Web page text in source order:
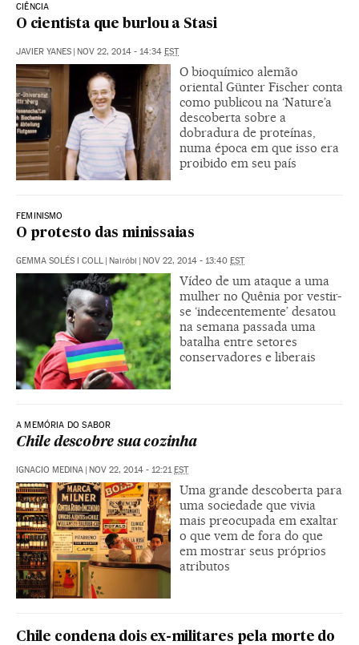
CIÊNCIA
O cientista que burlou a Stasi
JAVIER YANES | NOV 22, 2014 - 14:34 EST
O bioquímico alemão
oriental Günter Fischer conta
como publicou na ‘Nature’a
descoberta sobre a
dobradura de proteínas,
numa época em que isso era
proibido em seu país
FEMINISMO
O protesto das minissaias
GEMMA SOLÉS I COLL | Nairóbi | NOV 22, 2014 - 13:40 EST
Vídeo de um ataque a uma
mulher no Quênia por vestir-
se ‘indecentemente’ desatou
na semana passada uma
batalha entre setores
conservadores e liberais
A MEMÓRIA DO SABOR
Chile descobre sua cozinha
IGNACIO MEDINA | NOV 22, 2014 - 12:21EST
Uma grande descoberta para
uma sociedade que vivia
mais preocupada em exaltar
o que vem de fora do que
em mostrar seus próprios
atributos
Chile condena dois ex-militares pela morte do